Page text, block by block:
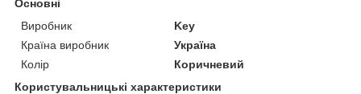
Основні
Виробник
Key
Країна виробник
Україна
Колір
Коричневий
Користувальницькі характеристики